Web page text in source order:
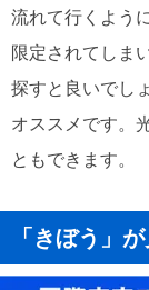
流れて行くよう
限定されてしま
探すと良いでし
オススメです。
ともできます。
「きぼう」